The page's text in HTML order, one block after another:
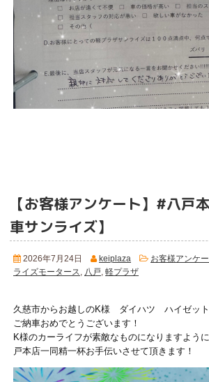
【お客様アンケート】#八戸
車サンライズ】
2026年7月24日 keiplaza お客様アンケー
ライズモータース
八戸 軽プラザ
久慈市からお越しのK様 ダイハツ ハイゼット
ご納車おめでとうございます！
K様のカーライフが素敵なものになりますよう
戸本店一同精一杯お手伝いさせて頂きます！